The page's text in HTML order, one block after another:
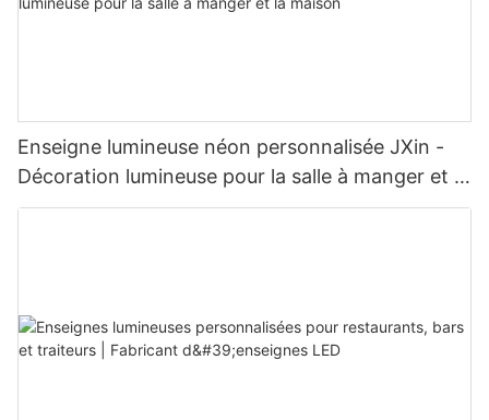
Enseigne lumineuse néon personnalisée JXin -
Décoration lumineuse pour la salle à manger et la
maison